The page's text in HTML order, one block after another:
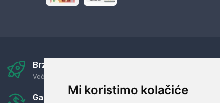
Mi koristimo kolačiće
Brza i sigurna dostava
Već za nekoliko dana kod vas
Garancija u povrat novaca